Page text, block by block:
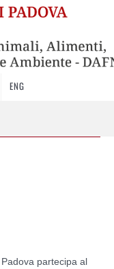
ENG
partecipa al